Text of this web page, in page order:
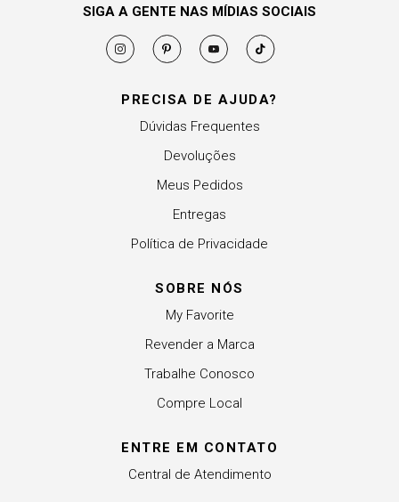
PRECISA DE AJUDA?
Dúvidas Frequentes
Devoluções
Meus Pedidos
Entregas
Política de Privacidade
SOBRE NÓS
My Favorite
Revender a Marca
Trabalhe Conosco
Compre Local
ENTRE EM CONTATO
Central de Atendimento
SIGA A GENTE NAS MÍDIAS SOCIAIS